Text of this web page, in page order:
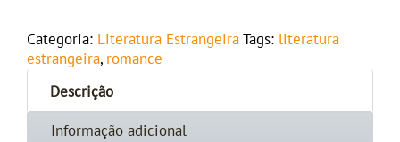
Categoria: Literatura Estrangeira Tags: literatura
estrangeira, romance
Descrição
Informação adicional